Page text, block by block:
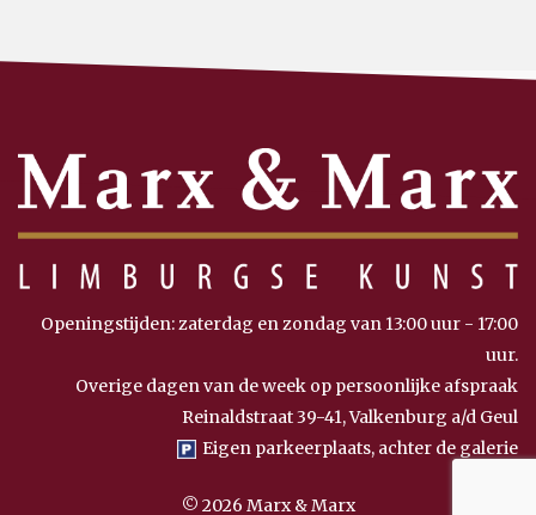
Openingstijden: zaterdag en zondag van 13:00 uur - 17:00
uur.
Overige dagen van de week op persoonlijke afspraak
Reinaldstraat 39-41, Valkenburg a/d Geul
Eigen parkeerplaats, achter de galerie
© 2026 Marx & Marx